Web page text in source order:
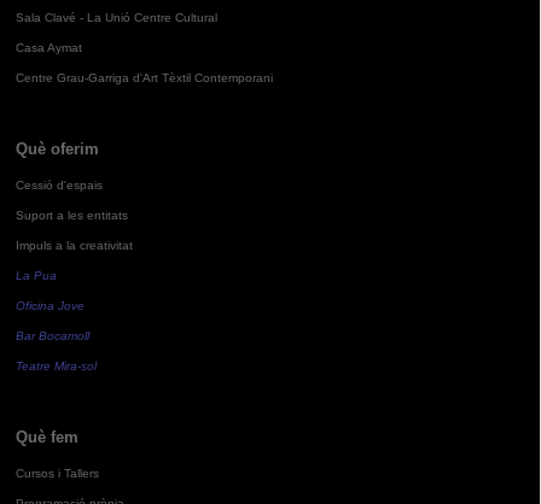
Sala Clavé - La Unió Centre Cultural
Casa Aymat
Centre Grau-Garriga d'Art Tèxtil Contemporani
Què oferim
Cessió d'espais
Suport a les entitats
Impuls a la creativitat
La Pua
Oficina Jove
Bar Bocamoll
Teatre Mira-sol
Què fem
Cursos i Tallers